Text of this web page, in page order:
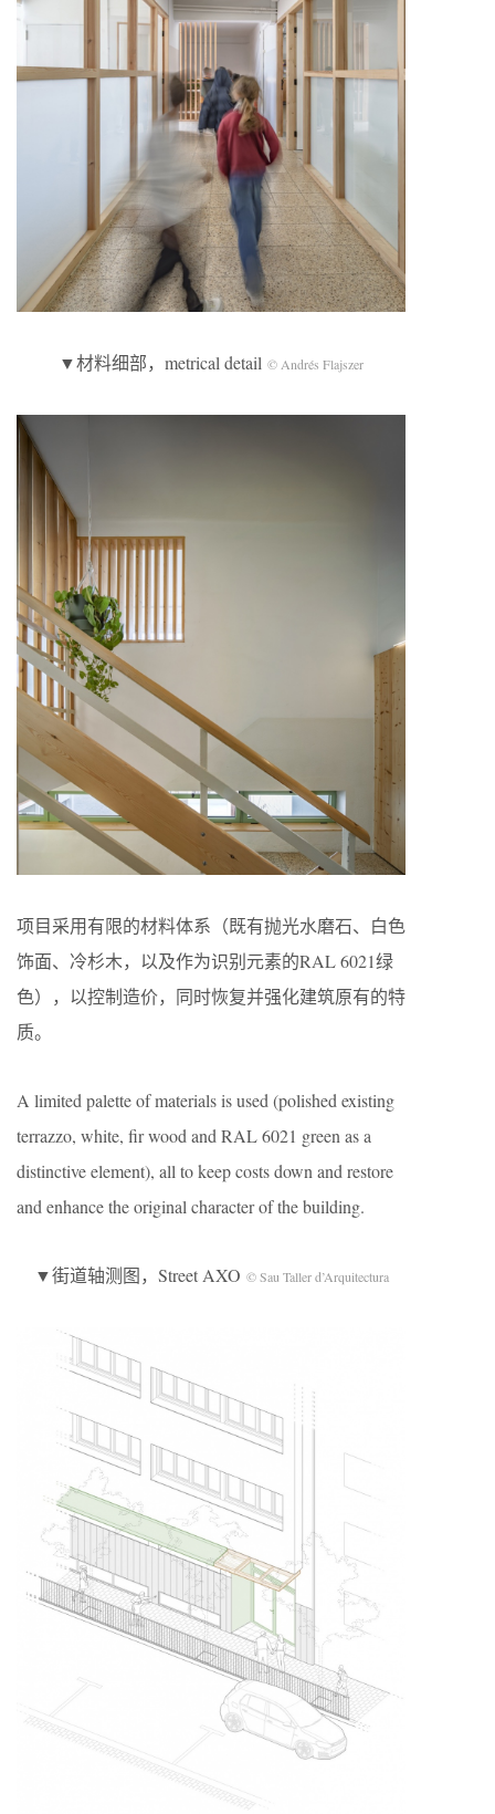
▼材料细部，metrical detail © Andrés Flajszer
项目采用有限的材料体系（既有抛光水磨石、白色
饰面、冷杉木，以及作为识别元素的RAL 6021绿
色），以控制造价，同时恢复并强化建筑原有的特
质。
A limited palette of materials is used (polished existing
terrazzo, white, fir wood and RAL 6021 green as a
distinctive element), all to keep costs down and restore
and enhance the original character of the building.
▼街道轴测图，Street AXO © Sau Taller d’Arquitectura